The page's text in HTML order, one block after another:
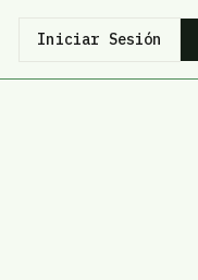
Iniciar Sesión